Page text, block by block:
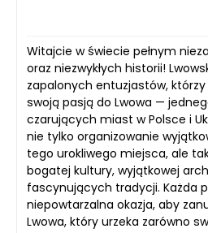
Witajcie w świecie pełnym
oraz niezwykłych historii!
zapalonych entuzjastów,
swoją pasją do Lwowa —
czarujących miast w Polsce i
nie tylko organizowanie
tego urokliwego miejsca, ale
bogatej kultury, wyjątkowej
fascynujących tradycji. Każda
niepowtarzalna okazja, aby
Lwowa, który urzeka zarówno